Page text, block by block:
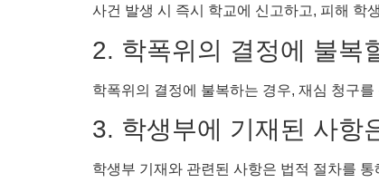
사건 발생 시 즉시 학교에 신고하고, 피해 학
2. 학폭위의 결정에 불복
학폭위의 결정에 불복하는 경우, 재심 청구
3. 학생부에 기재된 사항
학생부 기재와 관련된 사항은 법적 절차를